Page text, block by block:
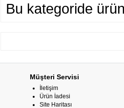
Bu kategoride
Müşteri Servisi
İletişim
Ürün İadesi
Site Haritası